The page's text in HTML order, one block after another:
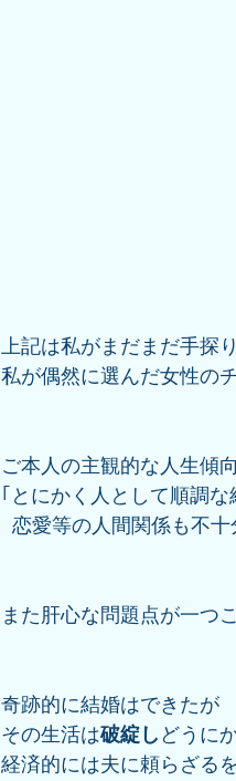
上記は私がまだまだ手探
私が偶然に選んだ女性の
ご本人の主観的な人生傾
｢とにかく人として順調
恋愛等の人間関係も不
また肝心な問題点が一つ
奇跡的に結婚はできたが
その生活は破綻し どうに
経済的には夫に頼らざる